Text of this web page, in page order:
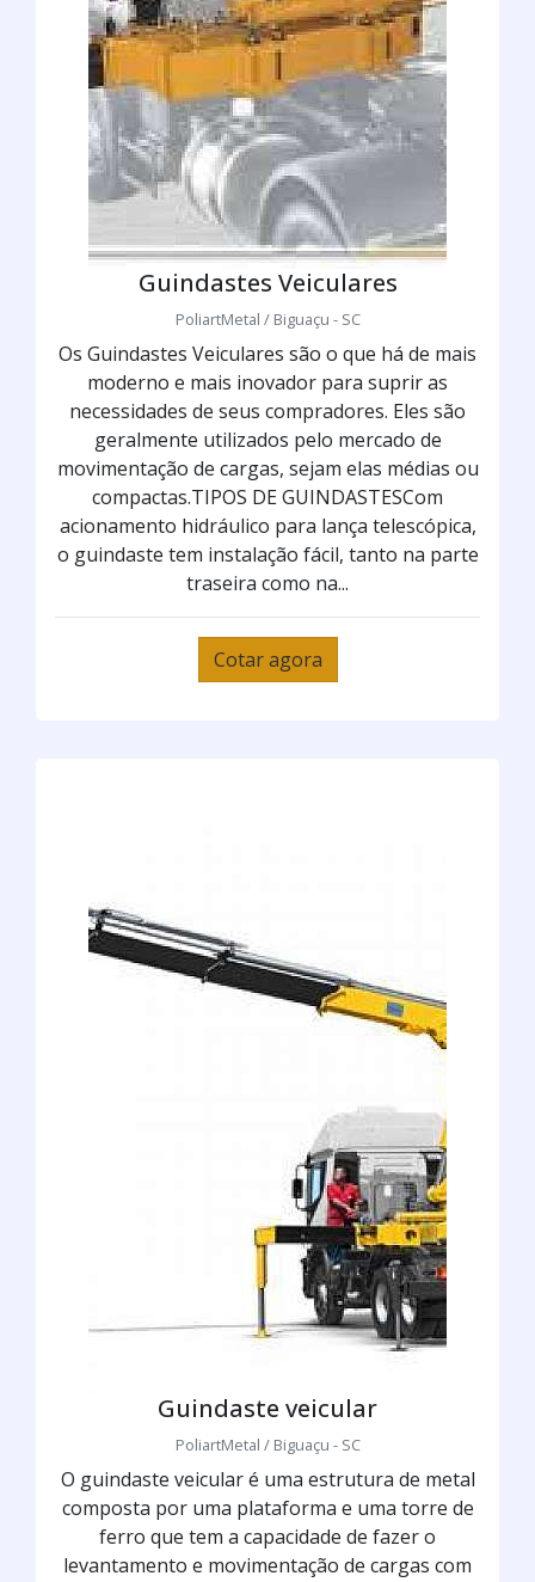
Guindastes Veiculares
PoliartMetal / Biguaçu - SC
Os Guindastes Veiculares são o que há de mais
moderno e mais inovador para suprir as
necessidades de seus compradores. Eles são
geralmente utilizados pelo mercado de
movimentação de cargas, sejam elas médias ou
compactas.TIPOS DE GUINDASTESCom
acionamento hidráulico para lança telescópica,
o guindaste tem instalação fácil, tanto na parte
traseira como na...
Cotar agora
Guindaste veicular
PoliartMetal / Biguaçu - SC
O guindaste veicular é uma estrutura de metal
composta por uma plataforma e uma torre de
ferro que tem a capacidade de fazer o
levantamento e movimentação de cargas com